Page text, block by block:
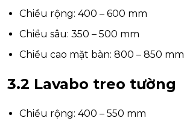
Chiều rộng: 400 – 600 mm
Chiều sâu: 350 – 500 mm
Chiều cao mặt bàn: 800 – 850 mm
3.2 Lavabo treo tường
Chiều rộng: 400 – 550 mm